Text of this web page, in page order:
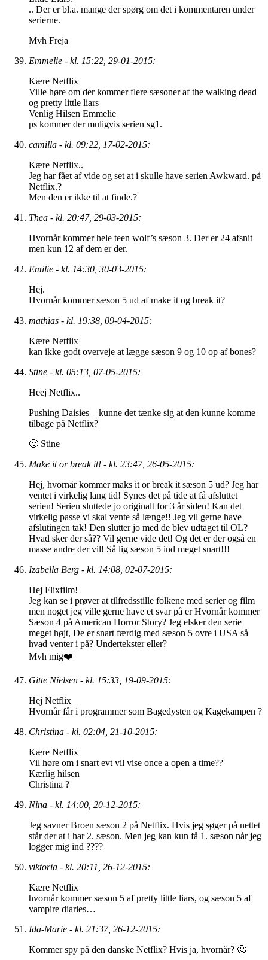
.. Der er bl.a. mange der spørg om det i kommentaren under
serierne.
Mvh Freja
Emmelie - kl. 15:22, 29-01-2015:
Kære Netflix
Ville høre om der kommer flere sæsoner af the walking dead
og pretty little liars
Venlig Hilsen Emmelie
ps kommer der muligvis serien sg1.
camilla - kl. 09:22, 17-02-2015:
Kære Netflix..
Jeg har fået af vide og set at i skulle have serien Awkward. på
Netflix.?
Men den er ikke til at finde.?
Thea - kl. 20:47, 29-03-2015:
Hvornår kommer hele teen wolf’s sæson 3. Der er 24 afsnit
men kun 12 af dem er der.
Emilie - kl. 14:30, 30-03-2015:
Hej.
Hvornår kommer sæson 5 ud af make it og break it?
mathias - kl. 19:38, 09-04-2015:
Kære Netflix
kan ikke godt overveje at lægge sæson 9 og 10 op af bones?
Stine - kl. 05:13, 07-05-2015:
Heej Netflix..
Pushing Daisies – kunne det tænke sig at den kunne komme
tilbage på Netflix?
🙂 Stine
Make it or break it! - kl. 23:47, 26-05-2015:
Hej, hvornår kommer maks it or break it sæson 5 ud? Jeg har
ventet i virkelig lang tid! Synes det på tide at få afsluttet
serien! Serien sluttede jo originalt for 3 år siden! Kan det
virkelig passe vi skal vente så længe!! Jeg vil gerne have
afslutingen tak! Den slutter jo med de blev udtaget til OL?
Hvad sker der så?? Vil gerne vide det! Og det er der også en
masse andre der vil! Så lig sæson 5 ind meget snart!!!
Izabella Berg - kl. 14:08, 02-07-2015:
Hej Flixfilm!
Jeg kan se i prøver at tilfredsstille folkene med serier og film
men noget jeg ville gerne have et svar på er Hvornår kommer
Sæson 4 på American Horror Story? Jeg elsker den serie
meget højt, De er snart færdig med sæson 5 ovre i USA så
hvad venter i på? Undertekster eller?
Mvh mig❤️
Gitte Nielsen - kl. 15:33, 19-09-2015:
Hej Netflix
Hvornår får i programmer som Bagedysten og Kagekampen ?
Christina - kl. 02:04, 21-10-2015:
Kære Netflix
Vil høre om i snart evt vil vise once a open a time??
Kærlig hilsen
Christina ?
Nina - kl. 14:00, 20-12-2015:
Jeg savner Broen sæson 2 på Netflix. Hvis jeg søger på nettet
står der at i har 2. sæson. Men jeg kan kun få 1. sæson når jeg
logger mig ind ????
viktoria - kl. 20:11, 26-12-2015:
Kære Netflix
hvornår kommer sæson 5 af pretty little liars, og sæson 5 af
vampire diaries…
Ida-Marie - kl. 21:37, 26-12-2015:
Kommer spy på den danske Netflix? Hvis ja, hvornår? 🙂